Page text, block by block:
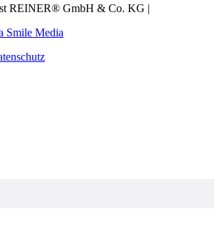
REINER® GmbH & Co. KG |
Smile Media